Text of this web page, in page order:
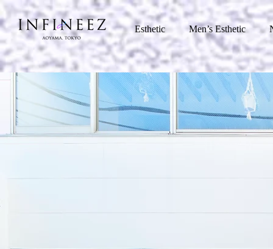
Esthetic Men’s Esthetic